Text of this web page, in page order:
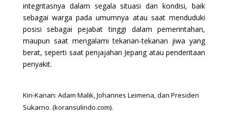
integritasnya dalam segala situasi dan kondisi, baik
sebagai warga pada umumnya atau saat menduduki
posisi sebagai pejabat tinggi dalam pemerintahan,
maupun saat mengalami tekanan-tekanan jiwa yang
berat, seperti saat penjajahan Jepang atau penderitaan
penyakit.
Kiri-Kanan: Adam Malik, Johannes Leimena, dan Presiden
Sukarno. (koransulindo.com).